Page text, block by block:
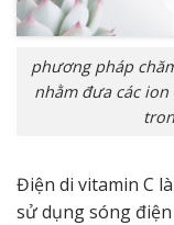
phương pháp
nhằm đưa các
Điện di vitamin C
sử dụng sóng